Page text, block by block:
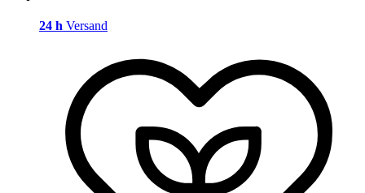
24 h Versand